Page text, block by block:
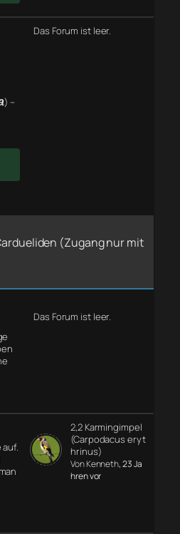
) –
Das Forum ist leer.
(Zugang nur mit
Das Forum ist leer.
2,2 Karmingimpel
(Carpodacus eryt
hrinus)
Von Kenneth, 23 Ja
hren vor